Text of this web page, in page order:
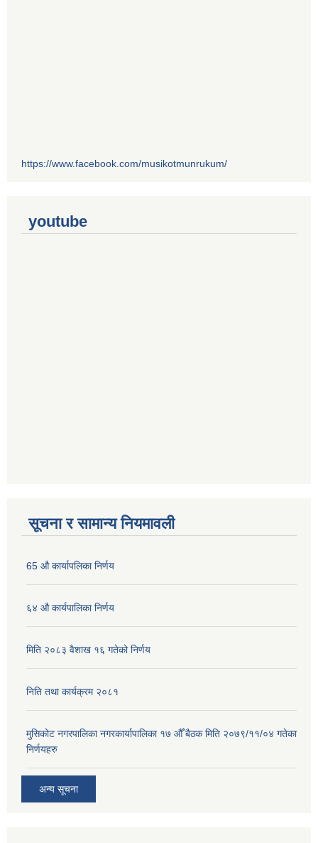
https://www.facebook.com/musikotmunrukum/
youtube
सूचना र सामान्य नियमावली
65 औ कार्यापलिका निर्णय
६४ औ कार्यपालिका निर्णय
मिति २०८३ वैशाख १६ गतेको निर्णय
निति तथा कार्यक्रम २०८१
मुसिकोट नगरपालिका नगरकार्यापालिका १७ औँ बैठक मिति २०७९/११/०४ गतेका
निर्णयहरु
अन्य सूचना